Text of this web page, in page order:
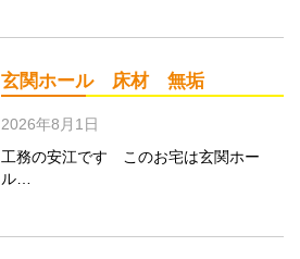
玄関ホール 床材 無垢
2026年8月1日
工務の安江です このお宅は玄関ホー
ル…